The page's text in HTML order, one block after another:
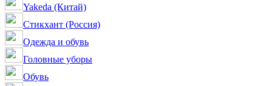
Yakeda (Китай)
Стикхант (Россия)
Одежда и обувь
Головные уборы
Обувь